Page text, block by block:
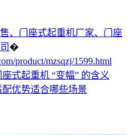
、门座式起重机厂家、门座
�
product/mzsqzj/1599.html
式起重机 “变幅” 的含义
优势适合哪些场景